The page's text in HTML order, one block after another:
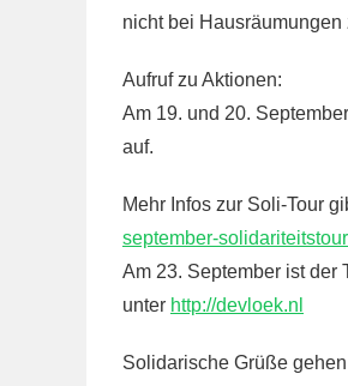
nicht bei Hausräumungen
Aufruf zu Aktionen:
Am 19. und 20.
auf.
Mehr Infos zur Soli-Tour
september-
Am 23. September ist der
unter http://devloek.nl
Solidarische Grüße